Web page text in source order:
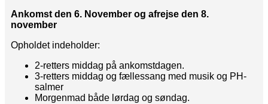
Ankomst den 6. November og afrejse den 8.
november
Opholdet indeholder:
2-retters middag på ankomstdagen.
3-retters middag og fællessang med musik og PH-
salmer
Morgenmad både lørdag og søndag.